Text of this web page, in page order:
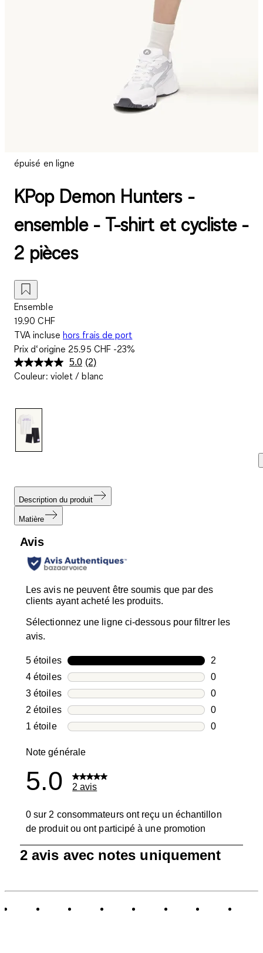
épuisé en ligne
KPop Demon Hunters -
ensemble - T-shirt et cycliste -
2 pièces
Ensemble
19.90 CHF
TVA incluse hors frais de port
Prix d‘origine 25.95 CHF-23%
5.0 Lire
2
(2)
Couleur: violet / blanc
Description du produit
Matière
Avis
Les avis ne peuvent être soumis que par des
clients ayant acheté les produits.
Sélectionnez une ligne ci-dessous pour filtrer les
avis.
5 étoilesétoiles
2
2 avis avec
4 étoilesétoiles
0
0 avis avec
3 étoilesétoiles
0
0 avis avec
2 étoilesétoiles
0
0 avis avec
1 étoileétoiles
0
Note générale
5.0 2 avis
0 sur 2 consommateurs ont reçu un échantillon
de produit ou ont participé à une promotion
sur
2 avis avec notes uniquement